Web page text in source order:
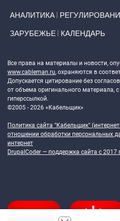
АНАЛИТИКА
ЗАРУБЕЖЬЕ КАЛЕНДАРЬ
Все права на материалы и новости,
www.cableman.ru, охраняются в
Допускается цитирование без
от объема оригинального материала,
гиперссылкой.
©2005 - 2026 «Кабельщик»
Политика сайта "Кабельщик"
отношении обработки персональных
интернет
DrupalCoder — поддержка сайта c 2017